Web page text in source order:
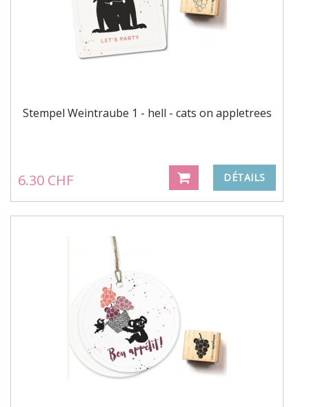
Stempel Weintraube 1 - hell - cats on appletrees
6.30 CHF DÉTAILS